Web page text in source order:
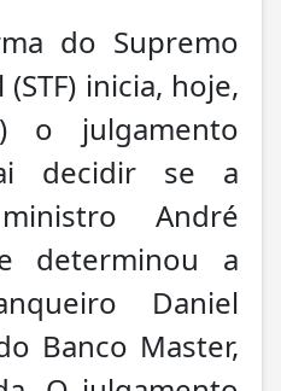
do Supremo
inicia, hoje,
o julgamento
decidir se a
André
determinou a
Daniel
Banco Master,